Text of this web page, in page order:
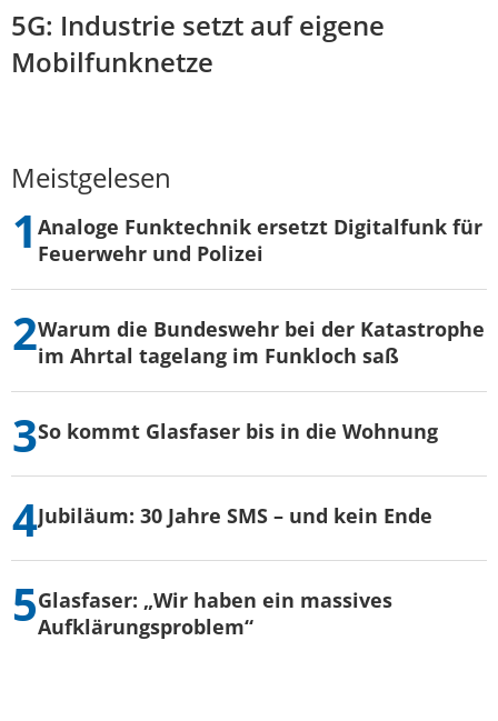
5G: Industrie setzt auf eigene
Mobilfunknetze
Meistgelesen
Analoge Funktechnik ersetzt Digitalfunk für
Feuerwehr und Polizei
Warum die Bundeswehr bei der Katastrophe
im Ahrtal tagelang im Funkloch saß
So kommt Glasfaser bis in die Wohnung
Jubiläum: 30 Jahre SMS – und kein Ende
Glasfaser: „Wir haben ein massives
Aufklärungsproblem“